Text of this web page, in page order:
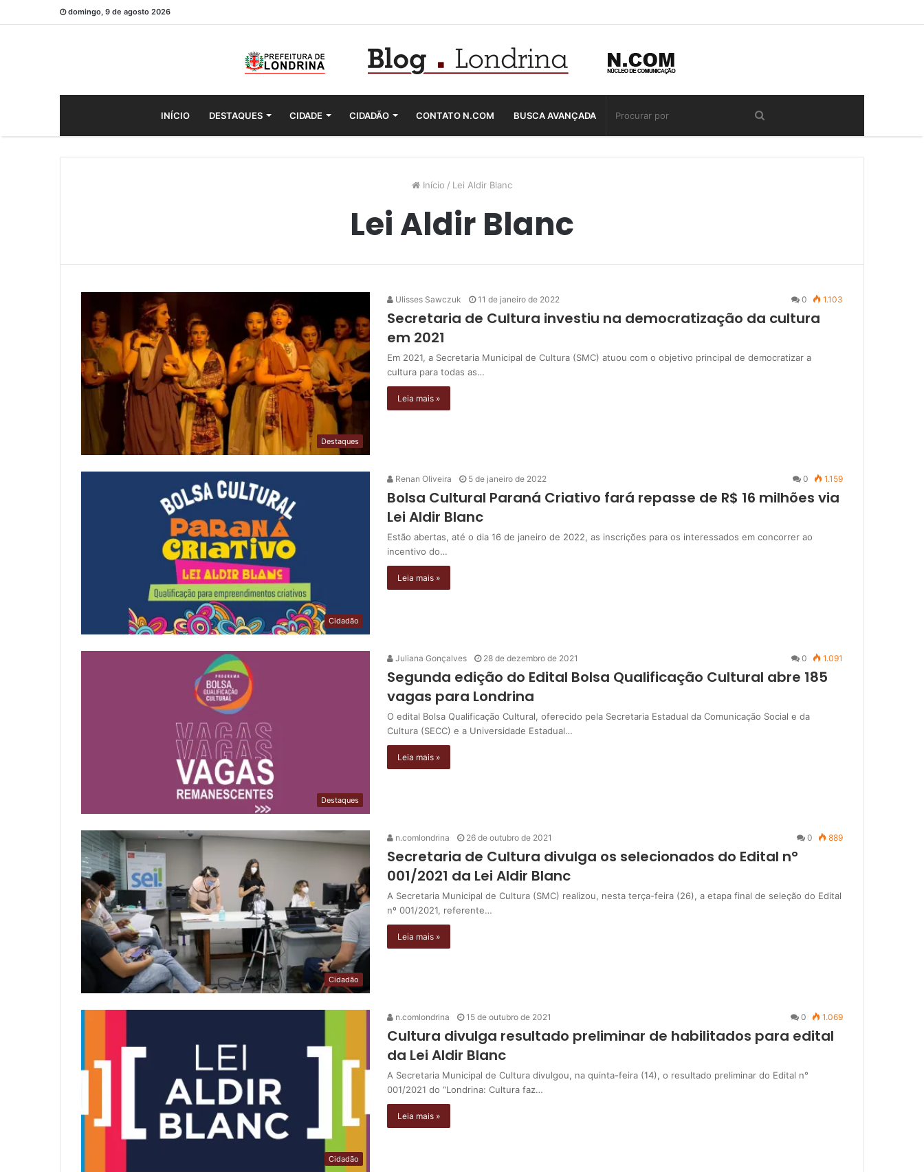
domingo, 9 de agosto 2026
INÍCIO DESTAQUES CIDADE CIDADÃO CONTATO N.COM BUSCA AVANÇADA
Início / Lei Aldir Blanc
Lei Aldir Blanc
Destaques
Ulisses Sawczuk 11 de janeiro de 2022 0 1.103
Secretaria de Cultura investiu na democratização da cultura
em 2021
Em 2021, a Secretaria Municipal de Cultura (SMC) atuou com o objetivo principal de democratizar a
cultura para todas as…
Leia mais »
Cidadão
Renan Oliveira 5 de janeiro de 2022 0 1.159
Bolsa Cultural Paraná Criativo fará repasse de R$ 16 milhões via
Lei Aldir Blanc
Estão abertas, até o dia 16 de janeiro de 2022, as inscrições para os interessados em concorrer ao
incentivo do…
Leia mais »
Destaques
Juliana Gonçalves 28 de dezembro de 2021 0 1.091
Segunda edição do Edital Bolsa Qualificação Cultural abre 185
vagas para Londrina
O edital Bolsa Qualificação Cultural, oferecido pela Secretaria Estadual da Comunicação Social e da
Cultura (SECC) e a Universidade Estadual…
Leia mais »
Cidadão
n.comlondrina 26 de outubro de 2021 0 889
Secretaria de Cultura divulga os selecionados do Edital n°
001/2021 da Lei Aldir Blanc
A Secretaria Municipal de Cultura (SMC) realizou, nesta terça-feira (26), a etapa final de seleção do Edital
nº 001/2021, referente…
Leia mais »
Cidadão
n.comlondrina 15 de outubro de 2021 0 1.069
Cultura divulga resultado preliminar de habilitados para edital
da Lei Aldir Blanc
A Secretaria Municipal de Cultura divulgou, na quinta-feira (14), o resultado preliminar do Edital n°
001/2021 do “Londrina: Cultura faz…
Leia mais »